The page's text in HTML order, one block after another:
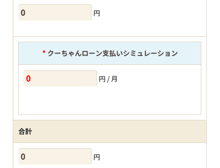
円
*クーちゃんローン支払いシミュレーション
円 / 月
合計
円